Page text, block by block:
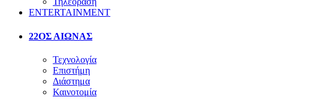
ENTERTAINMENT
22ΟΣ ΑΙΩΝΑΣ
Τεχνολογία
Επιστήμη
Διάστημα
Καινοτομία